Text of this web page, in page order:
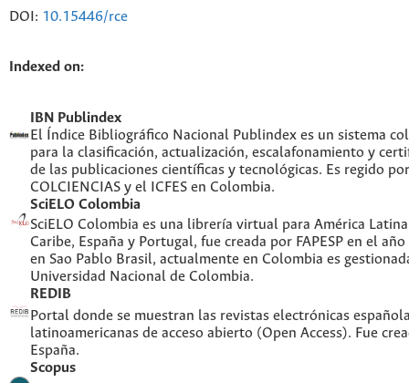
DOI: 10.15446/rce
Indexed on:
IBN Publindex
El Índice Bibliográfico Nacional Publindex es un sistema
para la clasificación, actualización, escalafonamiento y
de las publicaciones científicas y tecnológicas. Es regido por
COLCIENCIAS y el ICFES en Colombia.
SciELO Colombia
SciELO Colombia es una librería virtual para América
Caribe, España y Portugal, fue creada por FAPESP en el
en Sao Pablo Brasil, actualmente en Colombia es
Universidad Nacional de Colombia.
REDIB
Portal donde se muestran las revistas electrónicas
latinoamericanas de acceso abierto (Open Access). Fue
España.
Scopus